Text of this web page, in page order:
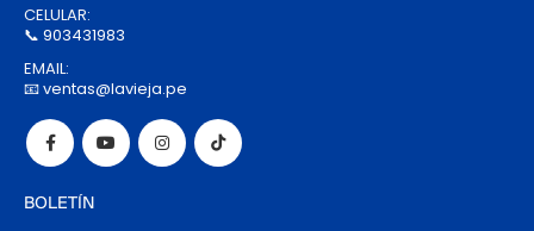
CELULAR:
📞 903431983
EMAIL:
📧 ventas@lavieja.pe
BOLETÍN